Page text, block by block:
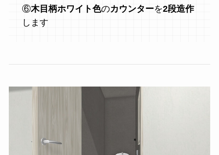
⑥木目柄ホワイト色のカウンターを2段造作
します